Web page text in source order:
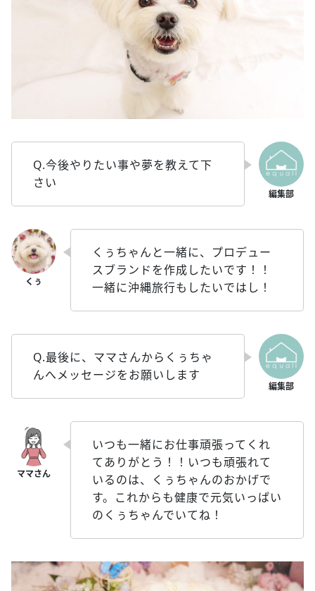
Q.今後やりたい事や夢を教えて下
さい
くぅちゃんと一緒に、プロデュー
スブランドを作成したいです！！
一緒に沖縄旅行もしたいではし！
Q.最後に、ママさんからくぅちゃ
んへメッセージをお願いします
いつも一緒にお仕事頑張ってくれ
てありがとう！！いつも頑張れて
いるのは、くぅちゃんのおかげで
す。これからも健康で元気いっぱい
のくぅちゃんでいてね！